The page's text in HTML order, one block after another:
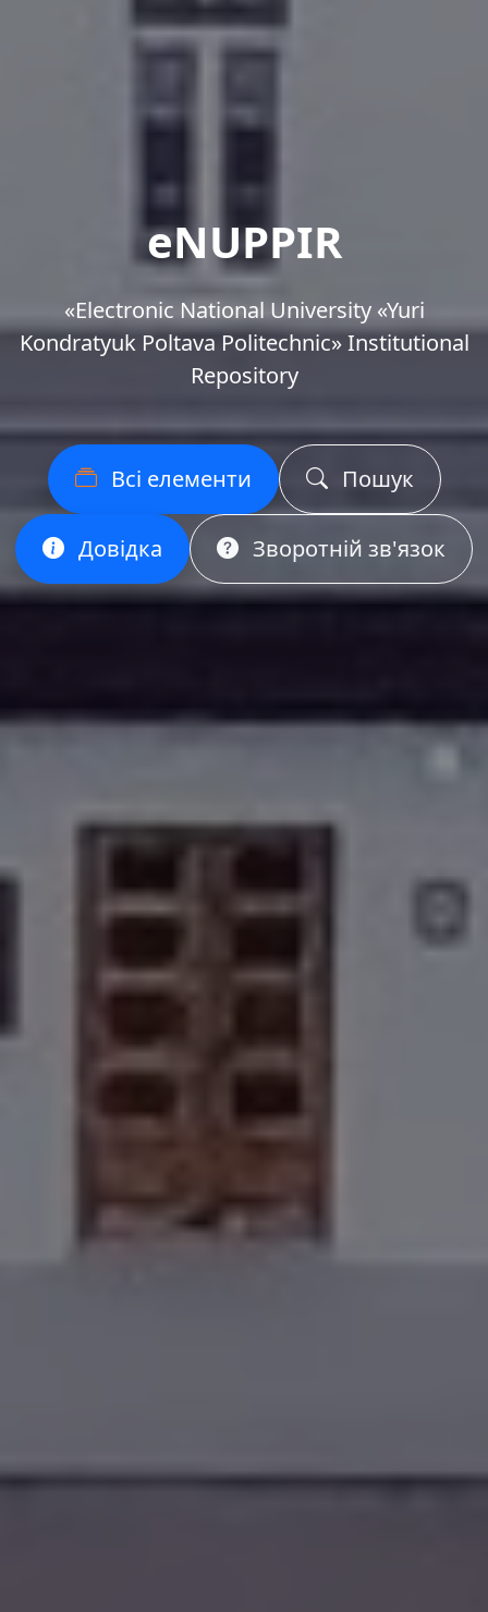
eNUPPIR
«Еlectronic National University «Yuri
Kondratyuk Poltava Politechnic» Institutional
Repository
Всі елементи Пошук
Довідка Зворотній зв'язок